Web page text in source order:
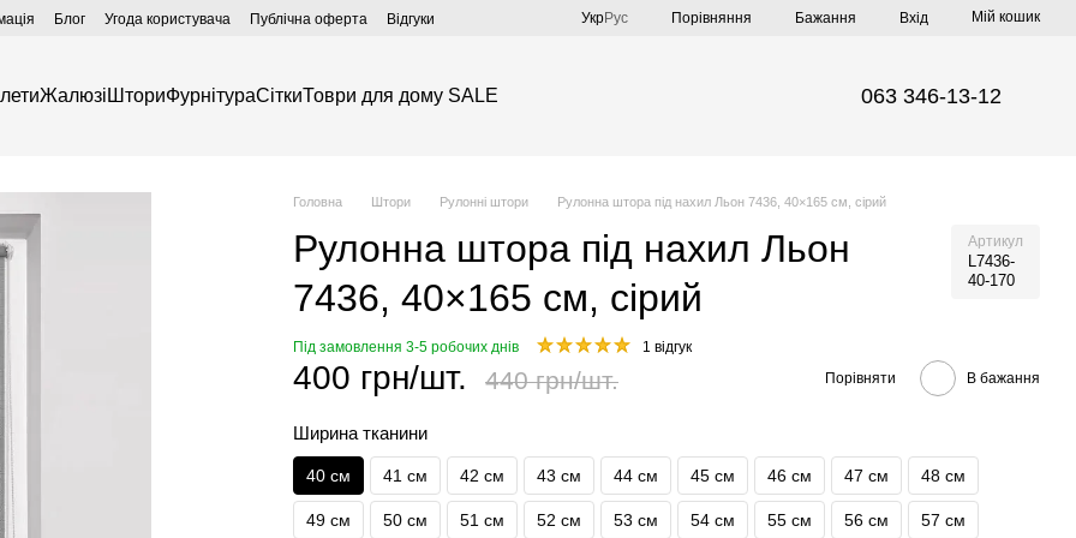
Блог Угода користувача Публічна оферта Відгуки УкрРус Порівняння Бажання Вхід Мій кошик
Жалюзі ШториФурнітураСіткиТоври для дому SALE 063 346-13-12
Головна Штори Рулонні штори Рулонна штора під нахил Льон 7436, 40×165 см, сірий
Рулонна штора під нахил Льон
7436, 40×165 см, сірий
Артикул
L7436-
40-170
Під замовлення 3-5 робочих днів 1 відгук
400 грн/шт. 440 грн/шт. Порівняти В бажання
Ширина тканини
40 см 41 см 42 см 43 см 44 см 45 см 46 см 47 см 48 см
49 см 50 см 51 см 52 см 53 см 54 см 55 см 56 см 57 см